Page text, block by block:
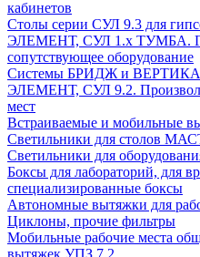
кабинетов
Столы серии СУЛ 9.3 для
ЭЛЕМЕНТ, СУЛ 1.х ТУМБА.
сопутствующее оборудование
Системы БРИДЖ и
ЭЛЕМЕНТ, СУЛ 9.2.
мест
Встраиваемые и мобильные
Светильники для столов
Светильники для
Боксы для лабораторий, для
специализированные боксы
Автономные вытяжки для
Циклоны, прочие фильтры
Мобильные рабочие места
вытяжек УПЗ 7.2